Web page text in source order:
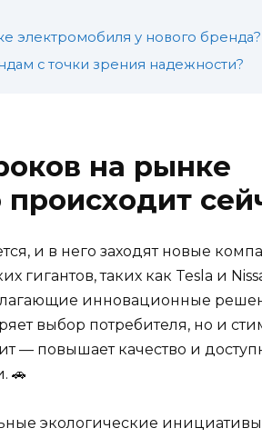
электромобиля у нового бренда?
с точки зрения надежности?
на рынке
и в него заходят новые
гигантов, таких как Tesla и
инновационные
выбор потребителя, но и
— повышает качество и
🚗
экологические